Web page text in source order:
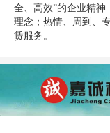
全、高效”的企业精神
理念；热情、周到、
赁服务。